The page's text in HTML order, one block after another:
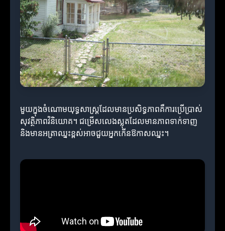
មួយក្នុងចំណោមយុទ្ធសាស្ត្រដែលមានប្រសិទ្ធភាពគឺការប្រើប្រាស់
សុវត្ថិភាពវិនិយោគ។ ជម្រើសលេងស្លុតដែលមានភាពទាក់ទាញ
និងមានអត្រា​ឈ្នះខ្ពស់អាចជួយអ្នកកើនឱកាសឈ្នះ។